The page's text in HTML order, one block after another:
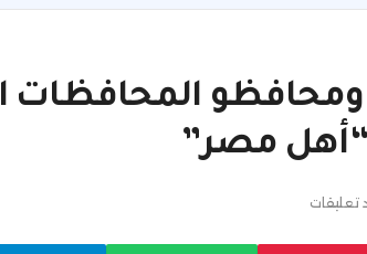
ومحافظو المحافظات
“أهل مصر”
تعليقات